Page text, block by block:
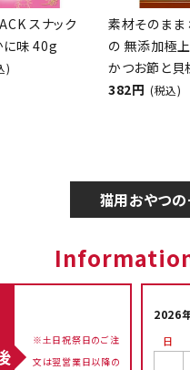
スナック
に味 40g
)
素材そのまま
の 無添加極
かつお節と貝
382円 (税込)
猫用おやつ
※土日祝祭日のご注
文は翌営業日以降の
2026
日